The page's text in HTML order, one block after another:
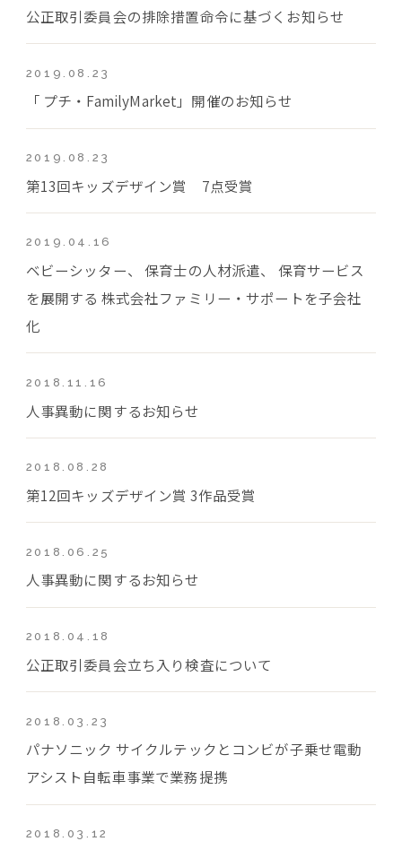
公正取引委員会の排除措置命令に基づくお知らせ
2019.08.23
「 プチ・FamilyMarket」開催のお知らせ
2019.08.23
第13回キッズデザイン賞 7点受賞
2019.04.16
ベビーシッター、 保育士の人材派遣、 保育サービス
を展開する 株式会社ファミリー・サポートを子会社
化
2018.11.16
人事異動に関するお知らせ
2018.08.28
第12回キッズデザイン賞 3作品受賞
2018.06.25
人事異動に関するお知らせ
2018.04.18
公正取引委員会立ち入り検査について
2018.03.23
パナソニック サイクルテックとコンビが子乗せ電動
アシスト自転車事業で業務提携
2018.03.12